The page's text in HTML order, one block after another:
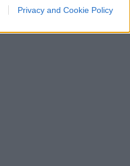
Privacy and Cookie Policy